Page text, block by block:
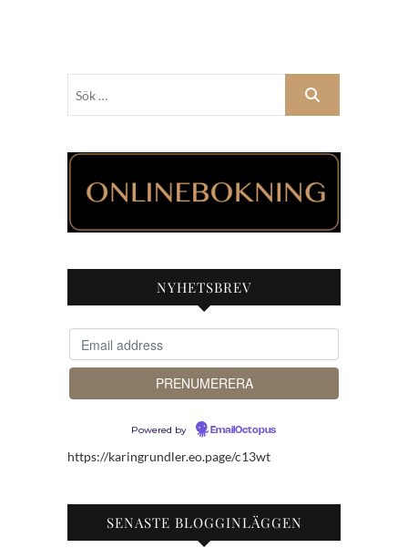
NYHETSBREV
Powered by EmailOctopus
https://karingrundler.eo.page/c13wt
SENASTE BLOGGINLÄGGEN